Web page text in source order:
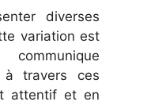
diverses
variation est
à travers ces
attentif et en